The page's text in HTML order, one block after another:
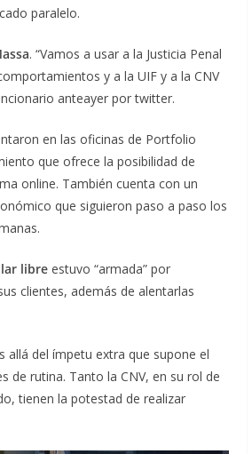
paralelo.
. “Vamos a usar a la Justicia Penal
y a la UIF y a la CNV
anteayer por twitter.
en las oficinas de Portfolio
que ofrece la posibilidad de
online. También cuenta con un
que siguieron paso a paso los
libre estuvo “armada” por
clientes, además de alentarlas
del ímpetu extra que supone el
de rutina. Tanto la CNV, en su rol de
tienen la potestad de realizar